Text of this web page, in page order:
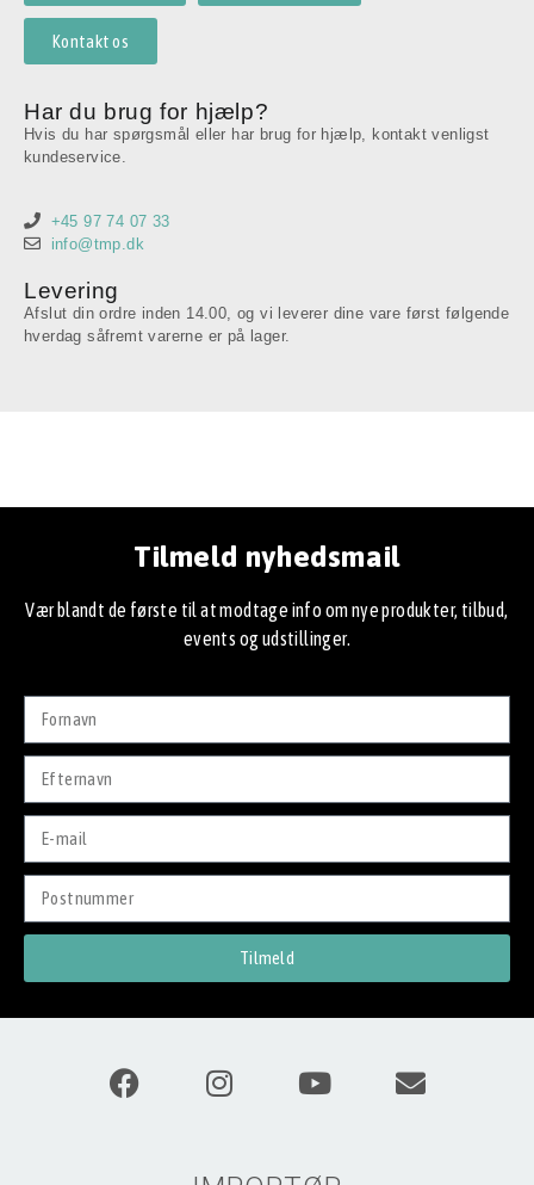
Kontakt os
Har du brug for hjælp?
Hvis du har spørgsmål eller har brug for hjælp, kontakt venligst
kundeservice.
+45 97 74 07 33
info@tmp.dk
Levering
Afslut din ordre inden 14.00, og vi leverer dine vare først følgende
hverdag såfremt varerne er på lager.
Tilmeld nyhedsmail
Vær blandt de første til at modtage info om nye produkter, tilbud,
events og udstillinger.
Tilmeld